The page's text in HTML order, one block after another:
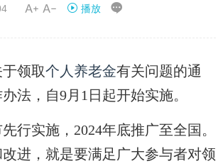
 播放 
领取个人养老金有关问题的通
法，自9月1日起开始实施。
行实施，2024年底推广至全国。
进，就是要满足广大参与者对领